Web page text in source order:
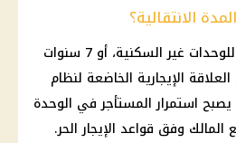
الانتقالية؟
عند انتهاء مدة 5 سنوات للوحدات غير السكنية، أو 7 سنوات
الإيجارية الخاضعة لنظام
استمرار المستأجر في الوحدة
وفق قواعد الإيجار الحر.